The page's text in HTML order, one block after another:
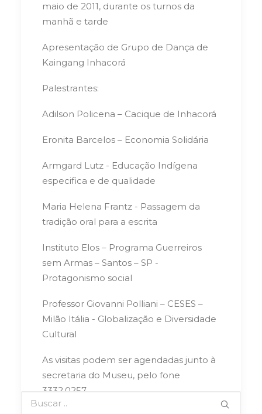
maio de 2011, durante os turnos da
manhã e tarde
Apresentação de Grupo de Dança de
Kaingang Inhacorá
Palestrantes:
Adilson Policena – Cacique de Inhacorá
Eronita Barcelos – Economia Solidária
Armgard Lutz - Educação Indígena
especifica e de qualidade
Maria Helena Frantz - Passagem da
tradição oral para a escrita
Instituto Elos – Programa Guerreiros
sem Armas – Santos – SP -
Protagonismo social
Professor Giovanni Polliani – CESES –
Milão Itália - Globalização e Diversidade
Cultural
As visitas podem ser agendadas junto à
secretaria do Museu, pelo fone
3332.0257.